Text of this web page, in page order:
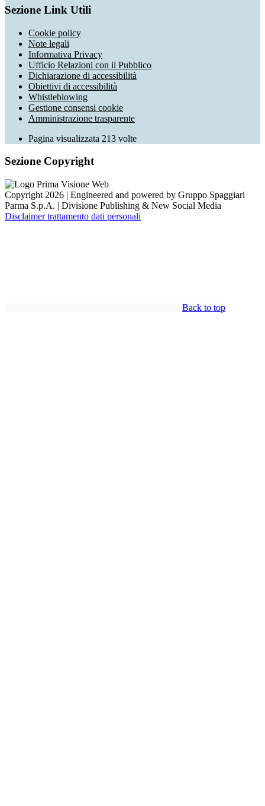
Sezione Link Utili
Cookie policy
Note legali
Informativa Privacy
Ufficio Relazioni con il Pubblico
Dichiarazione di accessibilità
Obiettivi di accessibilità
Whistleblowing
Gestione consensi cookie
Amministrazione trasparente
Pagina visualizzata 213 volte
Sezione Copyright
Copyright 2026 | Engineered and powered by Gruppo Spaggiari
Parma S.p.A. | Divisione Publishing & New Social Media
Disclaimer trattamento dati personali
Back to top